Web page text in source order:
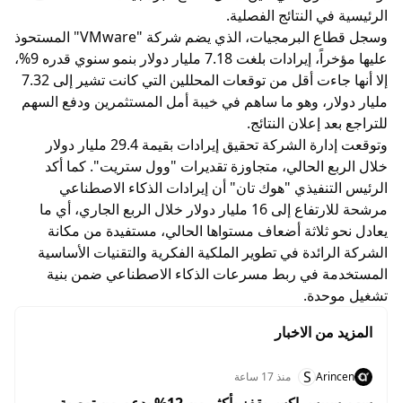
الرئيسية في النتائج الفصلية.
وسجل قطاع البرمجيات، الذي يضم شركة "VMware" المستحوذ
عليها مؤخراً، إيرادات بلغت 7.18 مليار دولار بنمو سنوي قدره 9%،
إلا أنها جاءت أقل من توقعات المحللين التي كانت تشير إلى 7.32
مليار دولار، وهو ما ساهم في خيبة أمل المستثمرين ودفع السهم
للتراجع بعد إعلان النتائج.
وتوقعت إدارة الشركة تحقيق إيرادات بقيمة 29.4 مليار دولار
خلال الربع الحالي، متجاوزة تقديرات "وول ستريت". كما أكد
الرئيس التنفيذي "هوك تان" أن إيرادات الذكاء الاصطناعي
مرشحة للارتفاع إلى 16 مليار دولار خلال الربع الجاري، أي ما
يعادل نحو ثلاثة أضعاف مستواها الحالي، مستفيدة من مكانة
الشركة الرائدة في تطوير الملكية الفكرية والتقنيات الأساسية
المستخدمة في ربط مسرعات الذكاء الاصطناعي ضمن بنية
تشغيل موحدة.
المزيد من الاخبار
Arincen
S منذ 17 ساعة